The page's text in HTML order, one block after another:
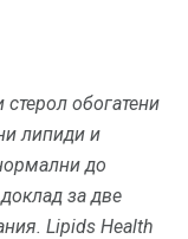
обогатени
липиди и
до
за две
Lipids Health